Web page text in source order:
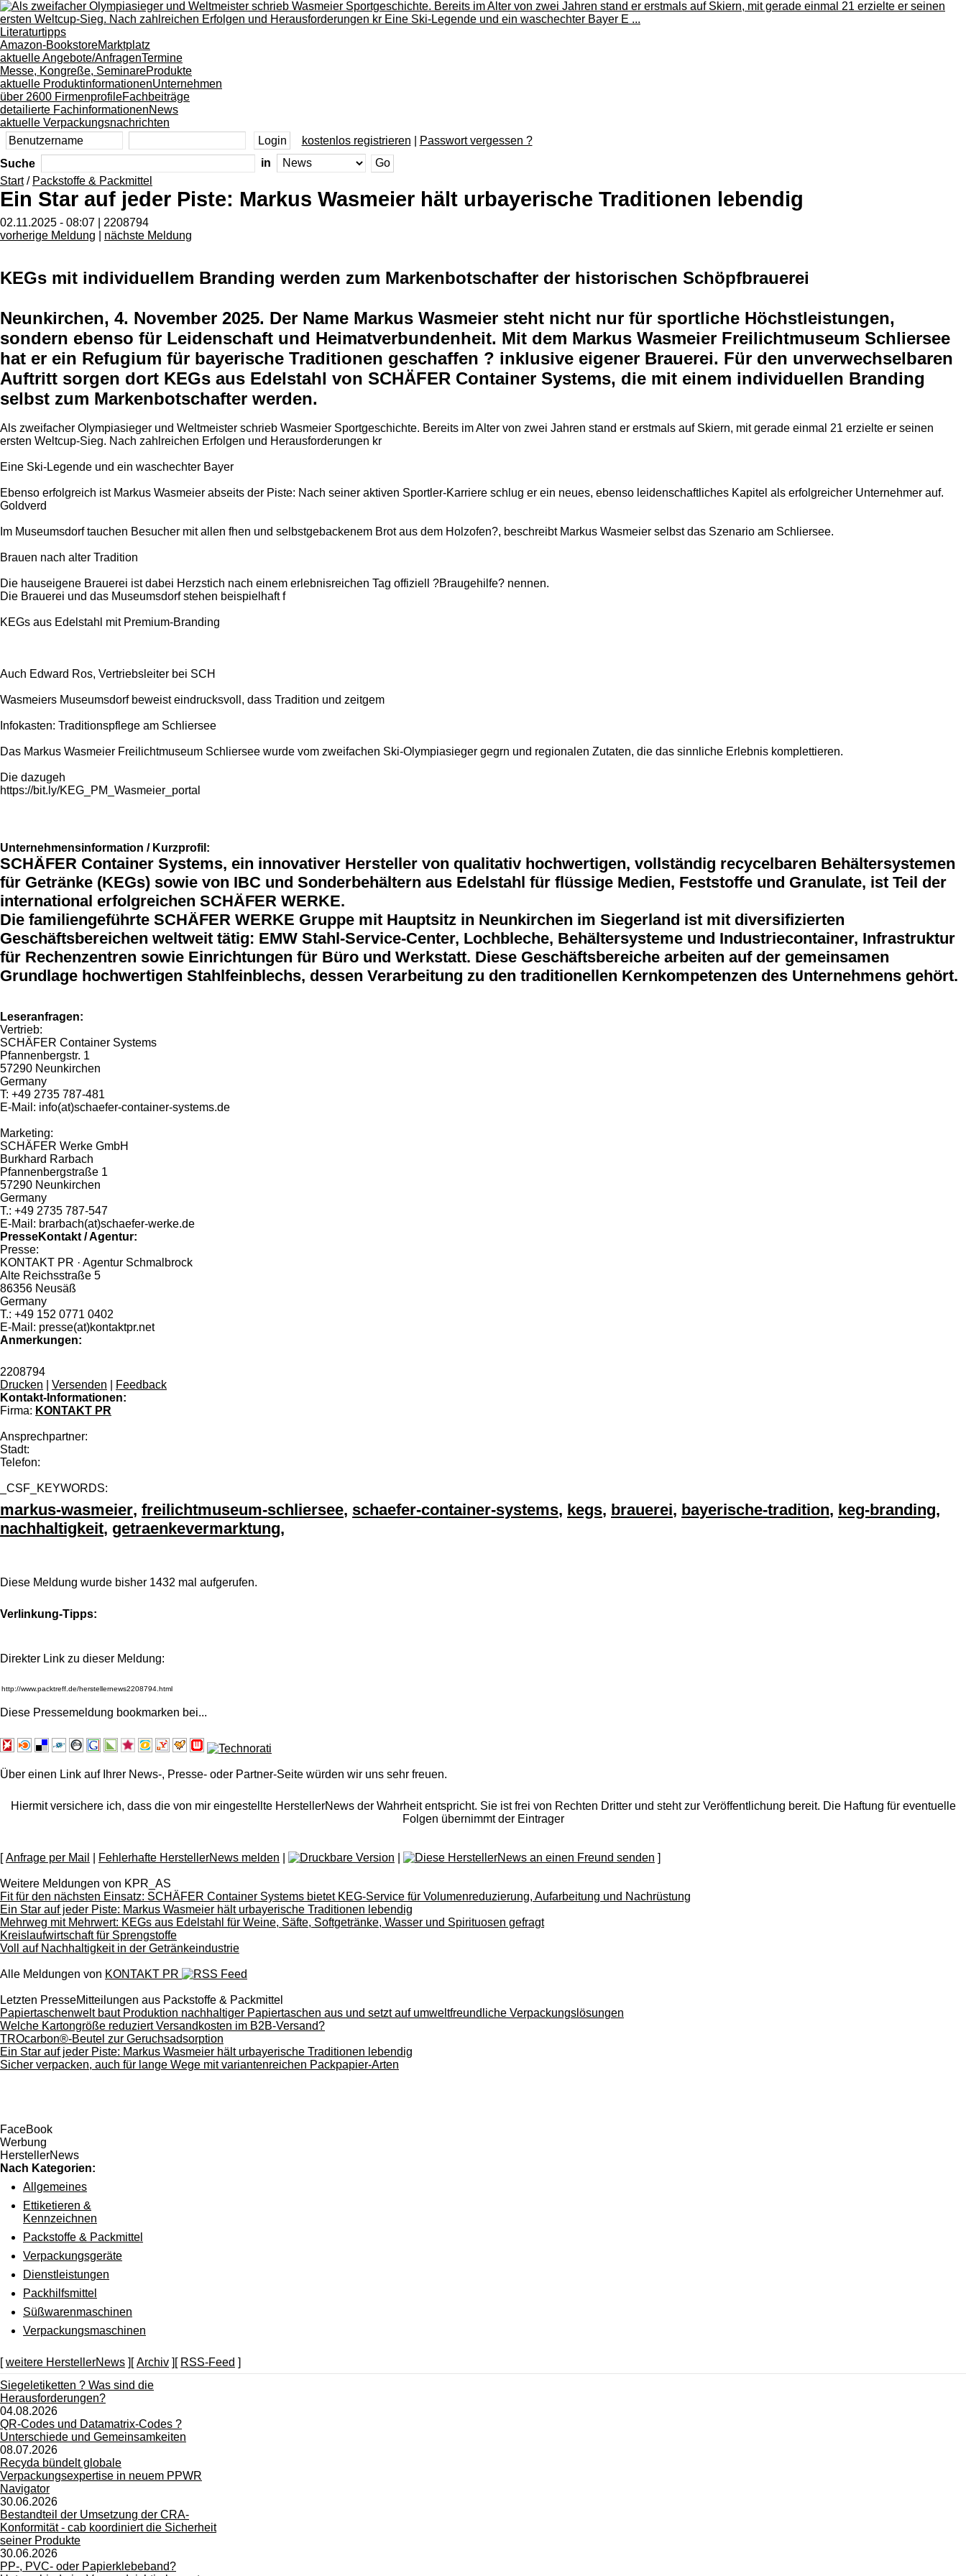
Literaturtipps
Amazon-BookstoreMarktplatz
aktuelle Angebote/AnfragenTermine
Messe, Kongreße, SeminareProdukte
aktuelle ProduktinformationenUnternehmen
über 2600 FirmenprofileFachbeiträge
detailierte FachinformationenNews
aktuelle Verpackungsnachrichten
kostenlos registrieren
Passwort vergessen ?
Suche
in
Start/ Packstoffe & Packmittel
Ein Star auf jeder Piste: Markus Wasmeier hält urbayerische Traditionen lebendig
02.11.2025 - 08:07 | 2208794
vorherige Meldung
nächste Meldung
KEGs mit individuellem Branding werden zum Markenbotschafter der historischen Schöpfbrauerei
Neunkirchen, 4. November 2025. Der Name Markus Wasmeier steht nicht nur für sportliche Höchstleistungen,
sondern ebenso für Leidenschaft und Heimatverbundenheit. Mit dem Markus Wasmeier Freilichtmuseum Schliersee
hat er ein Refugium für bayerische Traditionen geschaffen ? inklusive eigener Brauerei. Für den unverwechselbaren
Auftritt sorgen dort KEGs aus Edelstahl von SCHÄFER Container Systems, die mit einem individuellen Branding
selbst zum Markenbotschafter werden.
Als zweifacher Olympiasieger und Weltmeister schrieb Wasmeier Sportgeschichte. Bereits im Alter von zwei Jahren stand er erstmals auf Skiern, mit gerade einmal 21 erzielte er seinen
ersten Weltcup-Sieg. Nach zahlreichen Erfolgen und Herausforderungen kr
Eine Ski-Legende und ein waschechter Bayer
Ebenso erfolgreich ist Markus Wasmeier abseits der Piste: Nach seiner aktiven Sportler-Karriere schlug er ein neues, ebenso leidenschaftliches Kapitel als erfolgreicher Unternehmer auf.
Goldverd
Im Museumsdorf tauchen Besucher mit allen fhen und selbstgebackenem Brot aus dem Holzofen?, beschreibt Markus Wasmeier selbst das Szenario am Schliersee.
Brauen nach alter Tradition
Die hauseigene Brauerei ist dabei Herzstich nach einem erlebnisreichen Tag offiziell ?Braugehilfe? nennen.
Die Brauerei und das Museumsdorf stehen beispielhaft f
KEGs aus Edelstahl mit Premium-Branding
Auch Edward Ros, Vertriebsleiter bei SCH
Wasmeiers Museumsdorf beweist eindrucksvoll, dass Tradition und zeitgem
Infokasten: Traditionspflege am Schliersee
Das Markus Wasmeier Freilichtmuseum Schliersee wurde vom zweifachen Ski-Olympiasieger gegrn und regionalen Zutaten, die das sinnliche Erlebnis komplettieren.
Die dazugeh
https://bit.ly/KEG_PM_Wasmeier_portal
Unternehmensinformation / Kurzprofil:
SCHÄFER Container Systems, ein innovativer Hersteller von qualitativ hochwertigen, vollständig recycelbaren Behältersystemen
für Getränke (KEGs) sowie von IBC und Sonderbehältern aus Edelstahl für flüssige Medien, Feststoffe und Granulate, ist Teil der
international erfolgreichen SCHÄFER WERKE.
Die familiengeführte SCHÄFER WERKE Gruppe mit Hauptsitz in Neunkirchen im Siegerland ist mit diversifizierten
Geschäftsbereichen weltweit tätig: EMW Stahl-Service-Center, Lochbleche, Behältersysteme und Industriecontainer, Infrastruktur
für Rechenzentren sowie Einrichtungen für Büro und Werkstatt. Diese Geschäftsbereiche arbeiten auf der gemeinsamen
Grundlage hochwertigen Stahlfeinblechs, dessen Verarbeitung zu den traditionellen Kernkompetenzen des Unternehmens gehört.
Leseranfragen:
Vertrieb:
SCHÄFER Container Systems
Pfannenbergstr. 1
57290 Neunkirchen
Germany
T: +49 2735 787-481
E-Mail: info(at)schaefer-container-systems.de
Marketing:
SCHÄFER Werke GmbH
Burkhard Rarbach
Pfannenbergstraße 1
57290 Neunkirchen
Germany
T.: +49 2735 787-547
E-Mail: brarbach(at)schaefer-werke.de
PresseKontakt / Agentur:
Presse:
KONTAKT PR · Agentur Schmalbrock
Alte Reichsstraße 5
86356 Neusäß
Germany
T.: +49 152 0771 0402
E-Mail: presse(at)kontaktpr.net
Anmerkungen:
2208794
Drucken
Versenden
Feedback
Kontakt-Informationen:
Firma: KONTAKT PR
Ansprechpartner:
Stadt:
Telefon:
_CSF_KEYWORDS:
markus-wasmeier, freilichtmuseum-schliersee, schaefer-container-systems, kegs, brauerei, bayerische-tradition, keg-branding,
nachhaltigkeit, getraenkevermarktung,
Diese Meldung wurde bisher 1432 mal aufgerufen.
Verlinkung-Tipps:
Direkter Link zu dieser Meldung:
Diese Pressemeldung bookmarken bei...
Über einen Link auf Ihrer News-, Presse- oder Partner-Seite würden wir uns sehr freuen.
Hiermit versichere ich, dass die von mir eingestellte HerstellerNews der Wahrheit entspricht. Sie ist frei von Rechten Dritter und steht zur Veröffentlichung bereit. Die Haftung für eventuelle
Folgen übernimmt der Eintrager
[Anfrage per Mail Fehlerhafte HerstellerNews melden ]
Weitere Meldungen von KPR_AS
Fit für den nächsten Einsatz: SCHÄFER Container Systems bietet KEG-Service für Volumenreduzierung, Aufarbeitung und Nachrüstung
Ein Star auf jeder Piste: Markus Wasmeier hält urbayerische Traditionen lebendig
Mehrweg mit Mehrwert: KEGs aus Edelstahl für Weine, Säfte, Softgetränke, Wasser und Spirituosen gefragt
Kreislaufwirtschaft für Sprengstoffe
Voll auf Nachhaltigkeit in der Getränkeindustrie
Alle Meldungen von KONTAKT PR
Letzten PresseMitteilungen aus Packstoffe & Packmittel
Papiertaschenwelt baut Produktion nachhaltiger Papiertaschen aus und setzt auf umweltfreundliche Verpackungslösungen
Welche Kartongröße reduziert Versandkosten im B2B-Versand?
TROcarbon®-Beutel zur Geruchsadsorption
Ein Star auf jeder Piste: Markus Wasmeier hält urbayerische Traditionen lebendig
Sicher verpacken, auch für lange Wege mit variantenreichen Packpapier-Arten
FaceBook
Werbung
HerstellerNews
Nach Kategorien:
Allgemeines
Ettiketieren &
Kennzeichnen
Packstoffe & Packmittel
Verpackungsgeräte
Dienstleistungen
Packhilfsmittel
Süßwarenmaschinen
Verpackungsmaschinen
[weitere HerstellerNews ][Archiv ][ RSS-Feed ]
Siegeletiketten ? Was sind die
Herausforderungen?
04.08.2026
QR-Codes und Datamatrix-Codes ?
Unterschiede und Gemeinsamkeiten
08.07.2026
Recyda bündelt globale
Verpackungsexpertise in neuem PPWR
Navigator
30.06.2026
Bestandteil der Umsetzung der CRA-
Konformität - cab koordiniert die Sicherheit
seiner Produkte
30.06.2026
PP-, PVC- oder Papierklebeband?